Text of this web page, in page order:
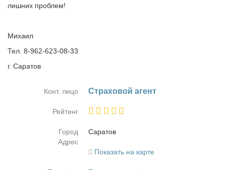
лишних проблем!
Михаил
Тел. 8-962-623-08-33
г. Саратов
Конт. лицо Стра­хо­вой агент
Рейтинг
Город
Са­ра­тов
Адрес
Показать на карте